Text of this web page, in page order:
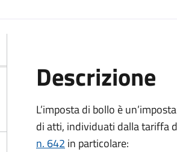
Descrizione
L’imposta di bollo è
di atti, individuati dalla tariffa
n. 642 in particolare: